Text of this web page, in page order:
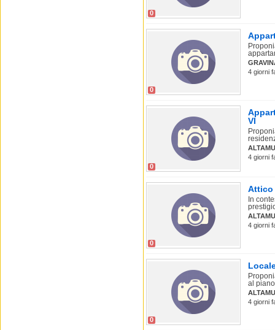
0
0
4 giorni
0
VI
4 giorni
0
Attico
In
4 giorni
0
al
4 giorni